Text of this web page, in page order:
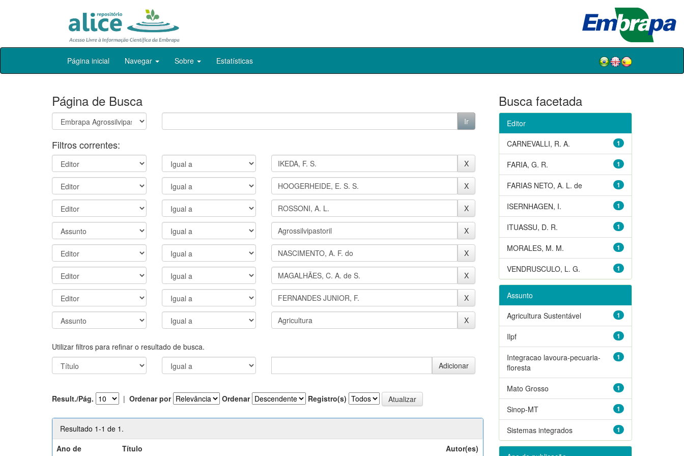
Skip
Página inicial Navegar Sobre Estatísticas
Página de Busca
Filtros correntes:
Utilizar filtros para refinar o resultado de busca.
Result./Pág. | Ordenar por Ordenar Registro(s)
Resultado 1-1 de 1.
Ano de
Título Autor(es)
Busca facetada
Editor
1
CARNEVALLI, R. A.
1
FARIA, G. R.
1
FARIAS NETO, A. L. de
1
ISERNHAGEN, I.
1
ITUASSU, D. R.
1
MORALES, M. M.
1
VENDRUSCULO, L. G.
Assunto
1
Agricultura Sustentável
1
Ilpf
1
Integracao lavoura-pecuaria-
floresta
1
Mato Grosso
1
Sinop-MT
1
Sistemas integrados